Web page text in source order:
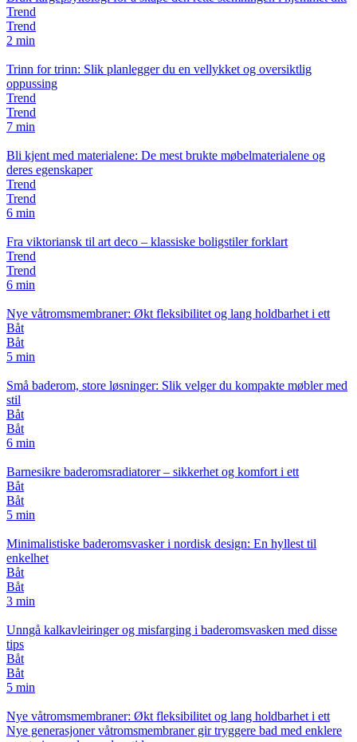
Trend
Trend
2 min
Trinn for trinn: Slik planlegger du en vellykket og oversiktlig
oppussing
Trend
Trend
7 min
Bli kjent med materialene: De mest brukte møbelmaterialene og
deres egenskaper
Trend
Trend
6 min
Fra viktoriansk til art deco – klassiske boligstiler forklart
Trend
Trend
6 min
Nye våtromsmembraner: Økt fleksibilitet og lang holdbarhet i ett
Båt
Båt
5 min
Små baderom, store løsninger: Slik velger du kompakte møbler med
stil
Båt
Båt
6 min
Barnesikre baderomsradiatorer – sikkerhet og komfort i ett
Båt
Båt
5 min
Minimalistiske baderomsvasker i nordisk design: En hyllest til
enkelhet
Båt
Båt
3 min
Unngå kalkavleiringer og misfarging i baderomsvasken med disse
tips
Båt
Båt
5 min
Nye våtromsmembraner: Økt fleksibilitet og lang holdbarhet i ett
Nye generasjoner våtromsmembraner gir tryggere bad med enklere